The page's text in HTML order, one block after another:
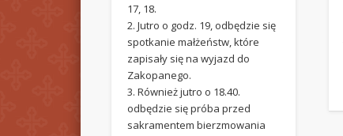
17, 18.
2. Jutro o godz. 19, odbędzie się
spotkanie małżeństw, które
zapisały się na wyjazd do
Zakopanego.
3. Również jutro o 18.40.
odbędzie się próba przed
sakramentem bierzmowania